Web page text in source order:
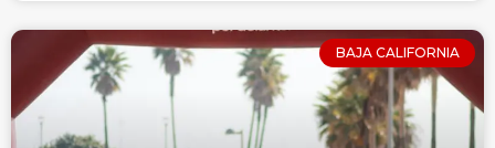
BAJA CALIFORNIA